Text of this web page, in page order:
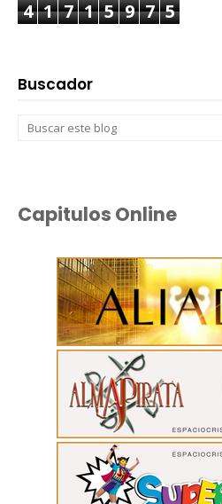
4 1 7 1 5 9 7 5
Buscador
Capitulos Online